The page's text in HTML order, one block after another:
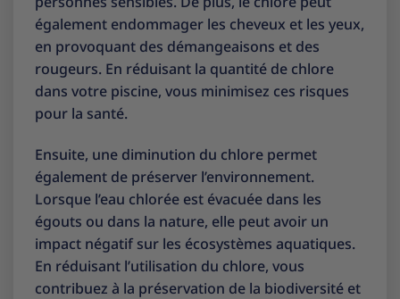
également endommager les cheveux et les yeux,
en provoquant des démangeaisons et des
rougeurs. En réduisant la quantité de chlore
dans votre piscine, vous minimisez ces risques
pour la santé.
Ensuite, une diminution du chlore permet
également de préserver l’environnement.
Lorsque l’eau chlorée est évacuée dans les
égouts ou dans la nature, elle peut avoir un
impact négatif sur les écosystèmes aquatiques.
En réduisant l’utilisation du chlore, vous
contribuez à la préservation de la biodiversité et